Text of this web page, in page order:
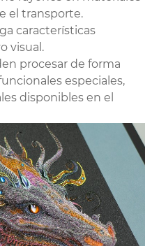
el transporte.
características
visual.
procesar de forma
especiales,
disponibles en el